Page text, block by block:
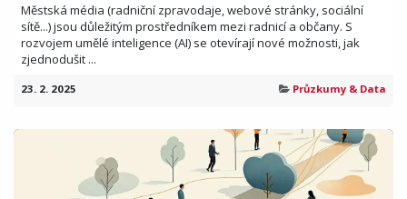
Městská média (radniční zpravodaje, webové stránky, sociální
sítě...) jsou důležitým prostředníkem mezi radnicí a občany. S
rozvojem umělé inteligence (AI) se otevírají nové možnosti, jak
zjednodušit ...
23. 2. 2025 Průzkumy & Data